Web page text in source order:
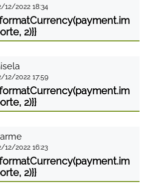
12/2022 18:34
2)}}
12/2022 17:59
2)}}
12/2022 16:23
2)}}